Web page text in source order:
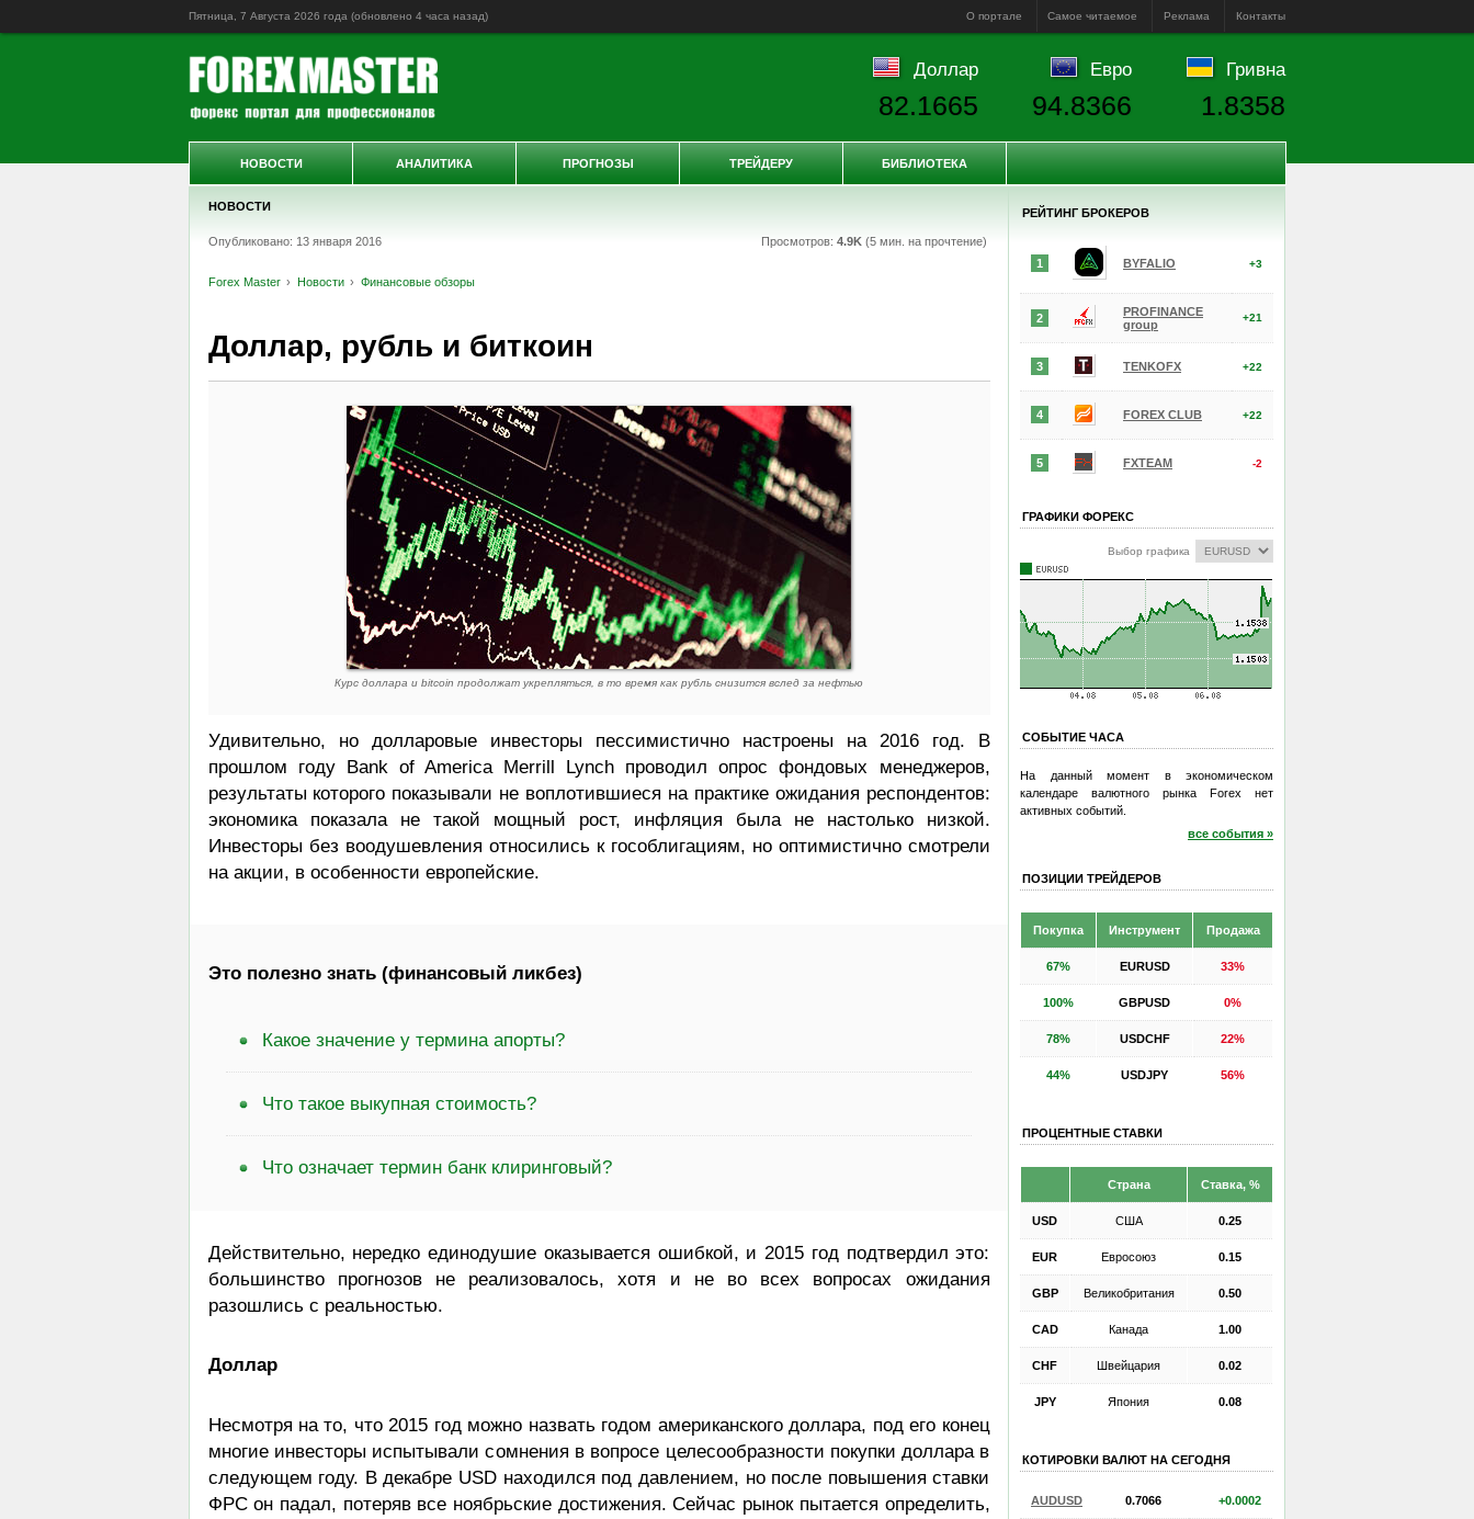
Пятница, 7 Августа 2026 года (обновлено 4 часа назад) О портале Самое читаемое Реклама Контакты
НОВОСТИ
Опубликовано: 13 января 2016 Просмотров: 4.9K(5 мин. на прочтение)
Forex Master Новости Финансовые обзоры
Доллар, рубль и биткоин
Курс доллара и bitcoin продолжат укрепляться, в то время как рубль снизится вслед за нефтью
Удивительно, но долларовые инвесторы пессимистично настроены на 2016 год. В
прошлом году Bank of America Merrill Lynch проводил опрос фондовых менеджеров,
результаты которого показывали не воплотившиеся на практике ожидания респондентов:
экономика показала не такой мощный рост, инфляция была не настолько низкой.
Инвесторы без воодушевления относились к гособлигациям, но оптимистично смотрели
на акции, в особенности европейские.
Это полезно знать (финансовый ликбез)
Какое значение у термина апорты?
Что такое выкупная стоимость?
Что означает термин банк клиринговый?
Действительно, нередко единодушие оказывается ошибкой, и 2015 год подтвердил это:
большинство прогнозов не реализовалось, хотя и не во всех вопросах ожидания
разошлись с реальностью.
Доллар
Несмотря на то, что 2015 год можно назвать годом американского доллара, под его конец
многие инвесторы испытывали сомнения в вопросе целесообразности покупки доллара в
следующем году. В декабре USD находился под давлением, но после повышения ставки
ФРС он падал, потеряв все ноябрьские достижения. Сейчас рынок пытается определить,
РЕЙТИНГ БРОКЕРОВ
1 BYFALIO +3
2
PROFINANCE
group
+21
3 TENKOFX +22
4 FOREX CLUB +22
5 FXTEAM -2
ГРАФИКИ ФОРЕКС
Выбор графика
СОБЫТИЕ ЧАСА
На данный момент в экономическом
календаре валютного рынка Forex нет
активных событий.
все события »
ПОЗИЦИИ ТРЕЙДЕРОВ
Покупка Инструмент Продажа
67% EURUSD 33%
100% GBPUSD 0%
78% USDCHF 22%
44% USDJPY 56%
ПРОЦЕНТНЫЕ СТАВКИ
Страна Ставка, %
USD США 0.25
EUR Евросоюз 0.15
GBP Великобритания 0.50
CAD Канада 1.00
CHF Швейцария 0.02
JPY Япония 0.08
КОТИРОВКИ ВАЛЮТ НА СЕГОДНЯ
AUDUSD 0.7066 +0.0002
Доллар
82.1665
Евро
94.8366
Гривна
1.8358
НОВОСТИ АНАЛИТИКА ПРОГНОЗЫ ТРЕЙДЕРУ БИБЛИОТЕКА